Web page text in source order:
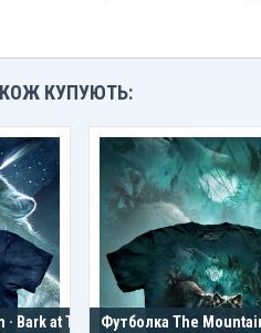
КУПУЮТЬ:
Bark at The
Футболка The